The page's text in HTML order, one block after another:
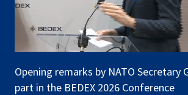
Opening remarks by NATO Secretary
part in the BEDEX 2026 Conference